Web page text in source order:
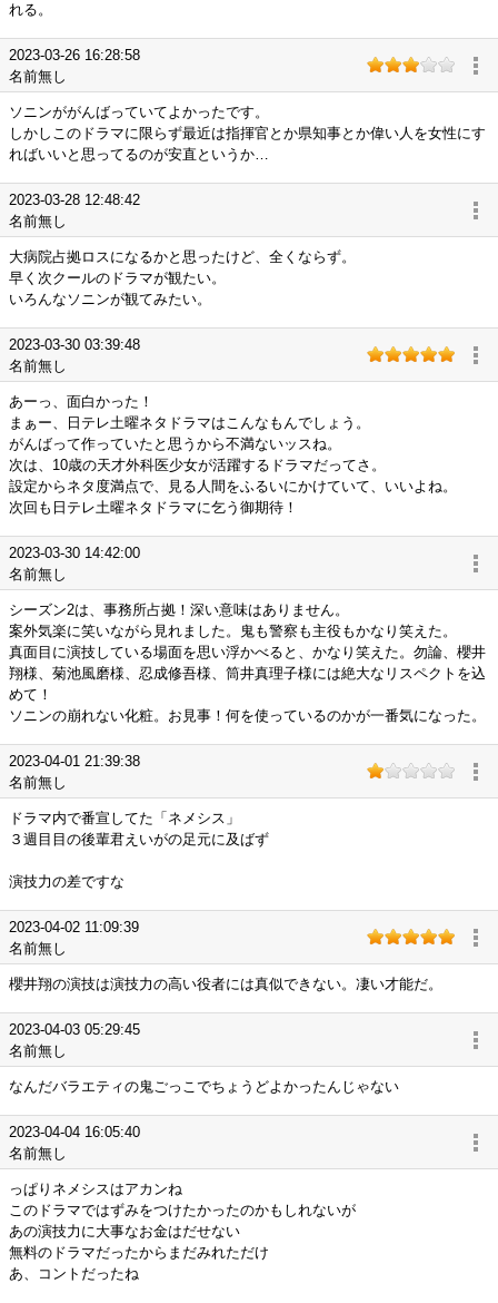
れる。
2023-03-26 16:28:58
名前無し
ソニンががんばっていてよかったです。
しかしこのドラマに限らず最近は指揮官とか県知事とか偉い人を女性にす
ればいいと思ってるのが安直というか…
2023-03-28 12:48:42
名前無し
大病院占拠ロスになるかと思ったけど、全くならず。
早く次クールのドラマが観たい。
いろんなソニンが観てみたい。
2023-03-30 03:39:48
名前無し
あーっ、面白かった！
まぁー、日テレ土曜ネタドラマはこんなもんでしょう。
がんばって作っていたと思うから不満ないッスね。
次は、10歳の天才外科医少女が活躍するドラマだってさ。
設定からネタ度満点で、見る人間をふるいにかけていて、いいよね。
次回も日テレ土曜ネタドラマに乞う御期待！
2023-03-30 14:42:00
名前無し
シーズン2は、事務所占拠！深い意味はありません。
案外気楽に笑いながら見れました。鬼も警察も主役もかなり笑えた。
真面目に演技している場面を思い浮かべると、かなり笑えた。勿論、櫻井
翔様、菊池風磨様、忍成修吾様、筒井真理子様には絶大なリスペクトを込
めて！
ソニンの崩れない化粧。お見事！何を使っているのかが一番気になった。
2023-04-01 21:39:38
名前無し
ドラマ内で番宣してた「ネメシス」
３週目目の後輩君えいがの足元に及ばず
演技力の差ですな
2023-04-02 11:09:39
名前無し
櫻井翔の演技は演技力の高い役者には真似できない。凄い才能だ。
2023-04-03 05:29:45
名前無し
なんだバラエティの鬼ごっこでちょうどよかったんじゃない
2023-04-04 16:05:40
名前無し
っぱりネメシスはアカンね
このドラマではずみをつけたかったのかもしれないが
あの演技力に大事なお金はだせない
無料のドラマだったからまだみれただけ
あ、コントだったね